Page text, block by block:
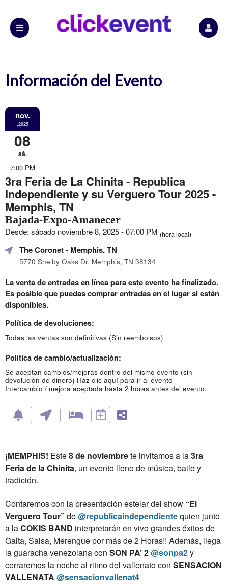
Información del Evento
nov.
,2025
08
sá.
7:00 PM
3ra Feria de La Chinita - Republica
Independiente y su Verguero Tour 2025 -
Memphis, TN
Bajada-Expo-Amanecer
Desde: sábado noviembre 8, 2025 - 07:00 PM (hora local)
The Coronet- Memphis, TN
5770 Shelby Oaks Dr. Memphis, TN 38134
La venta de entradas en línea para este evento ha finalizado.
Es posible que puedas comprar entradas en el lugar si están
disponibles.
Política de devoluciones:
Todas las ventas son definitivas (Sin reembolsos)
Política de cambio/actualización:
Se aceptan cambios/mejoras dentro del mismo evento (sin
devolución de dinero) Haz clic aquí para ir al evento
Intercambio / mejora aceptada hasta 2 horas antes del evento.
¡MEMPHIS! Este8 de noviembrete invitamos a la3ra
Feria de la Chinita, un evento lleno de música, baile y
tradición.
Contaremos con la presentación estelar del show “El
Verguero Tour” de@republicaindependientequien junto
a laCOKIS BAND interpretarán en vivo grandes éxitos de
Gaita, Salsa, Merengue por más de 2 Horas!! Además, llega
la guaracha venezolanacon SON PA’ 2@sonpa2y
cerraremos la noche al ritmo del vallenato con SENSACION
VALLENATA @sensacionvallenat4